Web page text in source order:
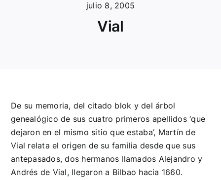
julio 8, 2005
Vial
De su memoria, del citado blok y del árbol
genealógico de sus cuatro primeros apellidos ‘que
dejaron en el mismo sitio que estaba’, Martín de
Vial relata el origen de su familia desde que sus
antepasados, dos hermanos llamados Alejandro y
Andrés de Vial, llegaron a Bilbao hacia 1660.